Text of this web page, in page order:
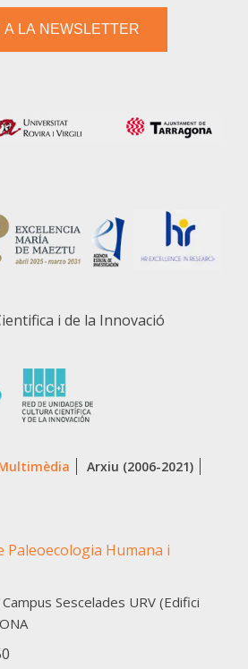
LA NEWSLETTER
i de la Innovació
Arxiu (2006-2021)
Humana i
Sescelades URV (Edifici